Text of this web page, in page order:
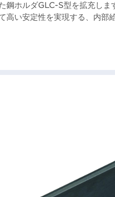
鋼ホルダGLC-S型を拡充しま
高い安定性を実現する、内部